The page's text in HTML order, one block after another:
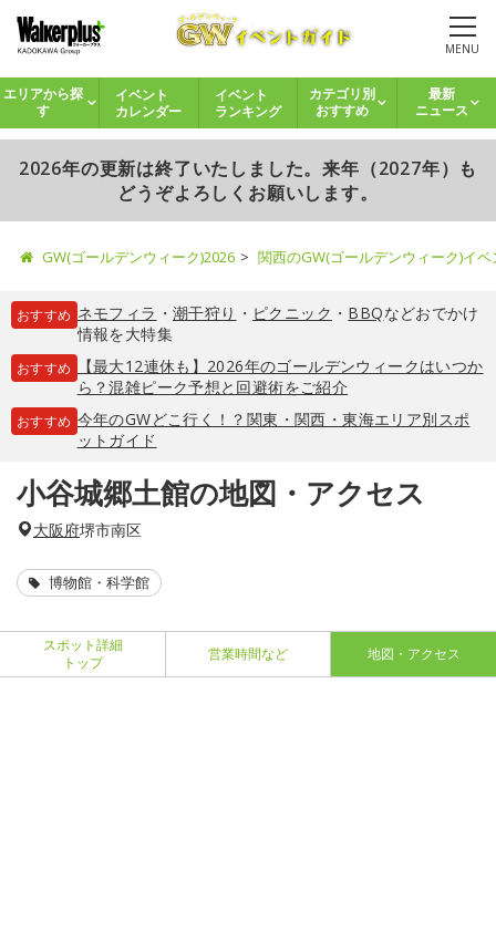
MENU
エリアから探
す
イベント
カレンダー
イベント
ランキング
カテゴリ別
おすすめ
最新
ニュース
2026年の更新は終了いたしました。来年（2027年）も
どうぞよろしくお願いします。
GW(ゴールデンウィーク)2026 関西のGW(ゴールデンウィーク)イ
おすすめ ネモフィラ ・ 潮干狩り ・ ピクニック ・ BBQなどおでかけ
情報を大特集
おすすめ
【最大12連休も】2026年のゴールデンウィークはいつか
ら？混雑ピーク予想と回避術をご紹介
おすすめ 今年のGWどこ行く！？関東・関西・東海エリア別スポ
ットガイド
小谷城郷土館の地図・アクセス
大阪府堺市南区
博物館・科学館
スポット詳細
トップ
営業時間など 地図・アクセス